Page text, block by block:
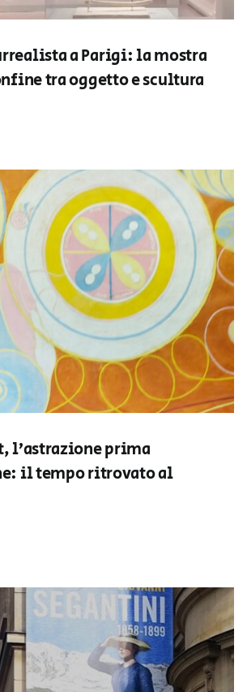
a Parigi: la mostra
tra oggetto e scultura
l’astrazione prima
il tempo ritrovato al